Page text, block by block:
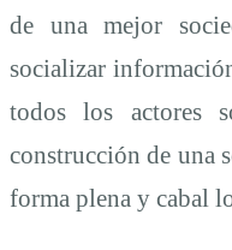
de una mejor
socializar
todos los actores
construcción de una
forma plena y cabal